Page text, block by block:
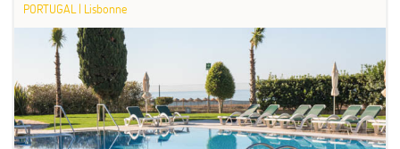
PORTUGAL | Lisbonne